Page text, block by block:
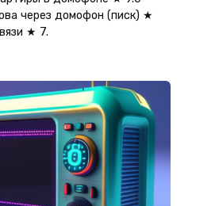
через домофон (писк) ★
★ 7.